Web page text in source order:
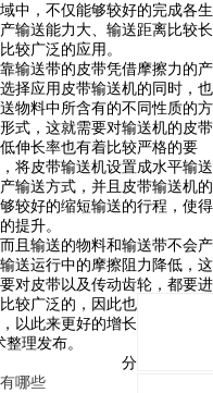
中，不仅能够较好的完成各生
输送能力大、输送距离比较长
较广泛的应用。
输送带的皮带凭借摩擦力的产
择应用皮带输送机的同时，也
物料中所含有的不同性质的方
式，这就需要对输送机的皮带
伸长率也有着比较严格的要
将皮带输送机设置成水平输送
输送方式，并且皮带输送机的
较好的缩短输送的行程，使得
提升。
且输送的物料和输送带不会产
送运行中的摩擦阻力降低，这
对皮带以及传动齿轮，都要进
较广泛的，因此也需要各生产
以此来更好的增长输送机的使
理发布。
分享与关注：
哪些